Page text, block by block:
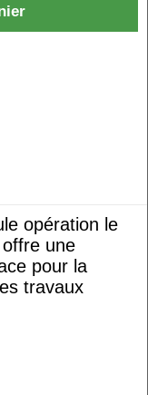
opération le
une
pour la
travaux